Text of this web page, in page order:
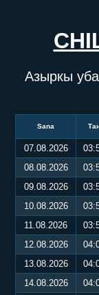
Азыркы
Sana
07.08.2026
08.08.2026
09.08.2026
10.08.2026
11.08.2026
12.08.2026
13.08.2026
14.08.2026